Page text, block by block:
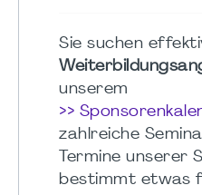
Sie suchen
unserem
>>
zahlreiche
Termine unserer
bestimmt etwas